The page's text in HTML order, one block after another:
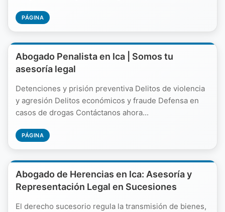
PÁGINA
Abogado Penalista en Ica | Somos tu
asesoría legal
Detenciones y prisión preventiva Delitos de violencia
y agresión Delitos económicos y fraude Defensa en
casos de drogas Contáctanos ahora...
PÁGINA
Abogado de Herencias en Ica: Asesoría y
Representación Legal en Sucesiones
El derecho sucesorio regula la transmisión de bienes,